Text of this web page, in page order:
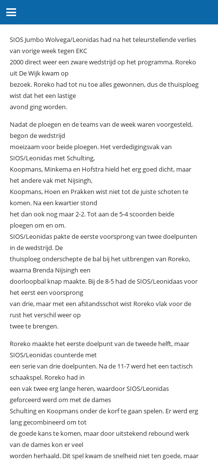
SIOS Jumbo Wolvega/Leonidas had na het teleurstellende verlies
van vorige week tegen EKC
2000 direct weer een zware wedstrijd op het programma. Roreko
uit De Wijk kwam op
bezoek. Roreko had tot nu toe alles gewonnen, dus de thuisploeg
wist dat het een lastige
avond ging worden.
Nadat de ploegen en de teams van de week waren voorgesteld,
begon de wedstrijd
moeizaam voor beide ploegen. Het verdedigingsvak van
SIOS/Leonidas met Schulting,
Koopmans, Minkema en Hofstra hield het erg goed dicht, maar
het andere vak met Nijsingh,
Koopmans, Hoen en Prakken wist niet tot de juiste schoten te
komen. Na een kwartier stond
het dan ook nog maar 2-2. Tot aan de 5-4 scoorden beide
ploegen om en om.
SIOS/Leonidas pakte de eerste voorsprong van twee doelpunten
in de wedstrijd. De
thuisploeg onderschepte de bal bij het uitbrengen van Roreko,
waarna Brenda Nijsingh een
doorloopbal knap maakte. Bij de 8-5 had de SIOS/Leonidaas voor
het eerst een voorsprong
van drie, maar met een afstandsschot wist Roreko vlak voor de
rust het verschil weer op
twee te brengen.
Roreko maakte het eerste doelpunt van de tweede helft, maar
SIOS/Leonidas counterde met
een serie van drie doelpunten. Na de 11-7 werd het een tactisch
schaakspel. Roreko had in
een vak twee erg lange heren, waardoor SIOS/Leonidas
geforceerd werd om met de dames
Schulting en Koopmans onder de korf te gaan spelen. Er werd erg
lang gecombineerd om tot
de goede kans te komen, maar door uitstekend rebound werk
van de dames kon er veel
worden herhaald. Dit spel kwam de snelheid niet ten goede, maar